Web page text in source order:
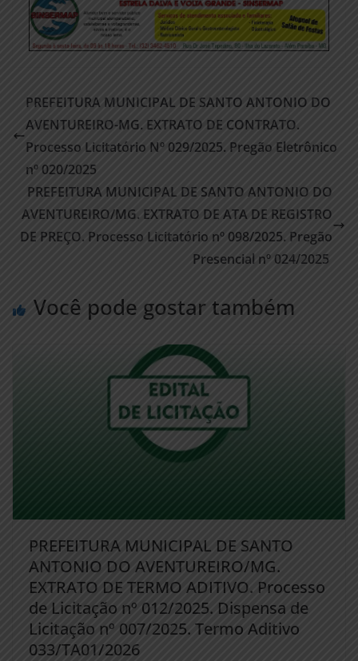
PREFEITURA MUNICIPAL DE SANTO ANTONIO DO
AVENTUREIRO-MG. EXTRATO DE CONTRATO.
Processo Licitatório Nº 029/2025. Pregão Eletrônico
nº 020/2025
PREFEITURA MUNICIPAL DE SANTO ANTONIO DO
AVENTUREIRO/MG. EXTRATO DE ATA DE REGISTRO
DE PREÇO. Processo Licitatório nº 098/2025. Pregão
Presencial nº 024/2025
Você pode gostar também
PREFEITURA MUNICIPAL DE SANTO
ANTONIO DO AVENTUREIRO/MG.
EXTRATO DE TERMO ADITIVO. Processo
de Licitação nº 012/2025. Dispensa de
Licitação nº 007/2025. Termo Aditivo
033/TA01/2026